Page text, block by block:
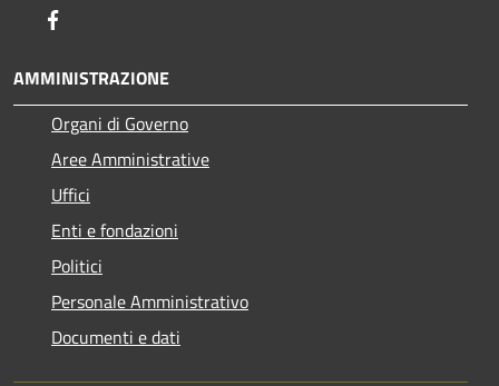
AMMINISTRAZIONE
Organi di Governo
Aree Amministrative
Uffici
Enti e fondazioni
Politici
Personale Amministrativo
Documenti e dati